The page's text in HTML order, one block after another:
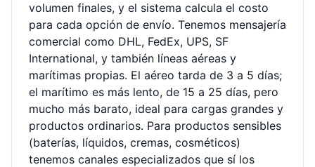
volumen finales, y el sistema calcula el costo
para cada opción de envío. Tenemos mensajería
comercial como DHL, FedEx, UPS, SF
International, y también líneas aéreas y
marítimas propias. El aéreo tarda de 3 a 5 días;
el marítimo es más lento, de 15 a 25 días, pero
mucho más barato, ideal para cargas grandes y
productos ordinarios. Para productos sensibles
(baterías, líquidos, cremas, cosméticos)
tenemos canales especializados que sí los